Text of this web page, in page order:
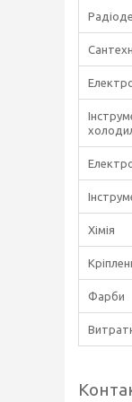
Хімія
Фарби